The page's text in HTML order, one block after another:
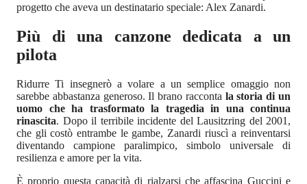
progetto che aveva un destinatario speciale: Alex Zanardi.
Più di una canzone dedicata a un
pilota
Ridurre Ti insegnerò a volare a un semplice omaggio non
sarebbe abbastanza generoso. Il brano racconta la storia di un
uomo che ha trasformato la tragedia in una continua
rinascita. Dopo il terribile incidente del Lausitzring del 2001,
che gli costò entrambe le gambe, Zanardi riuscì a reinventarsi
diventando campione paralimpico, simbolo universale di
resilienza e amore per la vita.
È proprio questa capacità di rialzarsi che affascina Guccini e